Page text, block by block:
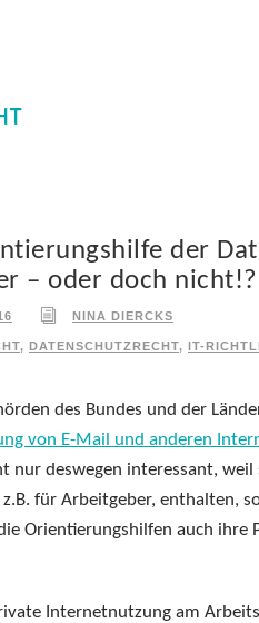
der
– oder doch
NINA DIERCKS
, DATENSCHUTZRECHT, IT-
des Bundes und der
von E-Mail und anderen
nur deswegen interessant,
für Arbeitgeber, enthalten,
Orientierungshilfen auch
Internetnutzung am